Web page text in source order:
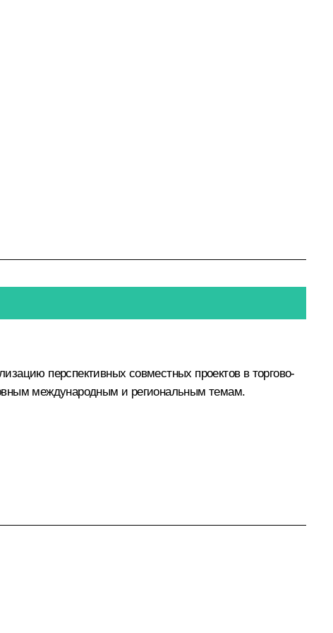
перспективных совместных проектов в торгово-
международным и региональным темам.